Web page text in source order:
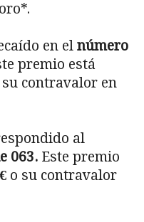
en el número
premio está
su contravalor en
al
063. Este premio
o su contravalor